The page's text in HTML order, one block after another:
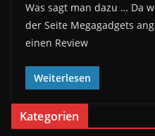
Was sagt man dazu … Da
der Seite Megagadgets
einen Review
Weiterlesen
Kategorien